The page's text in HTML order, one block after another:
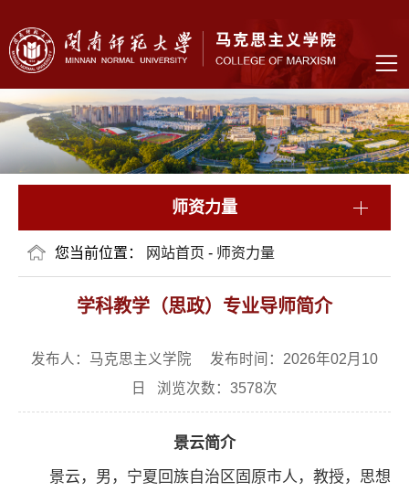
师资力量
您当前位置： 网站首页 - 师资力量
学科教学（思政）专业导师简介
发布人：马克思主义学院 发布时间：2026年02月10
日 浏览次数： 3578次
景云简介
景云，男，宁夏回族自治区固原市人，教授，思想